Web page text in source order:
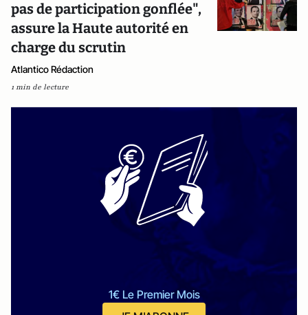
pas de participation gonflée",
assure la Haute autorité en
charge du scrutin
Atlantico Rédaction
1 min de lecture
1€ Le Premier Mois